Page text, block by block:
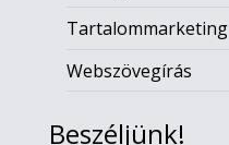
Tartalommarketing
Webszövegírás
Beszéljünk!